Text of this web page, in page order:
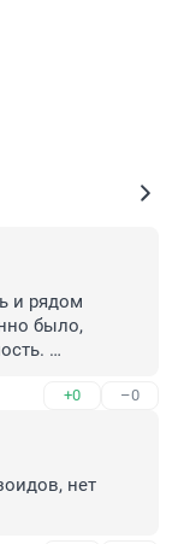
и рядом
было,
всё нормально.
+0 –0
нет